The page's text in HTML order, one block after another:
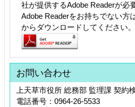
社が提供するAdobe Readerが必
Adobe Readerをお持ちでない方
からダウンロードしてください。
お問い合わせ
上天草市役所 総務部 監理課 契約
電話番号：0964-26-5533